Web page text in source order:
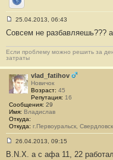
Сайт
о
б
щ
е
н
и
е
#
25.04.2013, 06:43
Совсем не разбавляешь???
Если проблему можно решить за
затраты
vlad_fatihov
Новичок
Возраст: 45
Репутация: 16
Сообщения: 29
Имя: Владислав
Откуда:
Откуда: г.Первоуральск,
о
26.04.2013, 09:15
B.N.X. а с афа 11, 22